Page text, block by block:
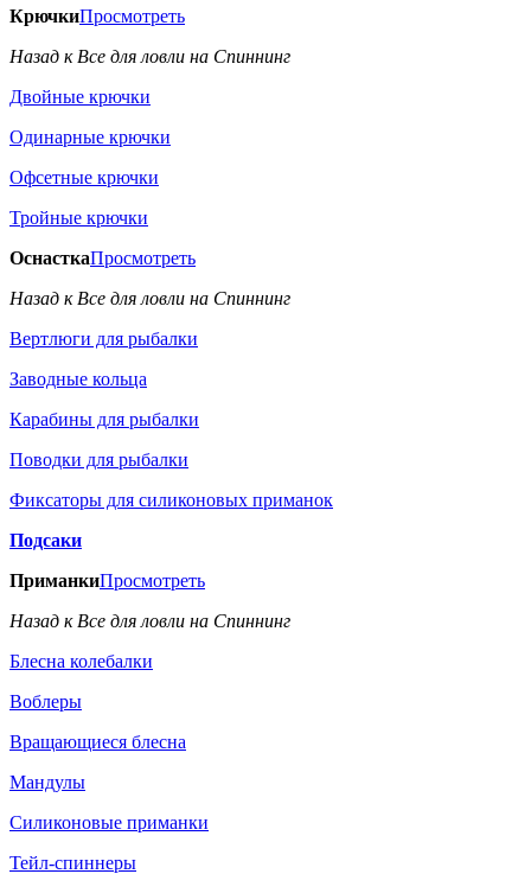
КрючкиПросмотреть
Назад к Все для ловли на Спиннинг
Двойные крючки
Одинарные крючки
Офсетные крючки
Тройные крючки
ОснасткаПросмотреть
Назад к Все для ловли на Спиннинг
Вертлюги для рыбалки
Заводные кольца
Карабины для рыбалки
Поводки для рыбалки
Фиксаторы для силиконовых приманок
Подсаки
ПриманкиПросмотреть
Назад к Все для ловли на Спиннинг
Блесна колебалки
Воблеры
Вращающиеся блесна
Мандулы
Силиконовые приманки
Тейл-спиннеры